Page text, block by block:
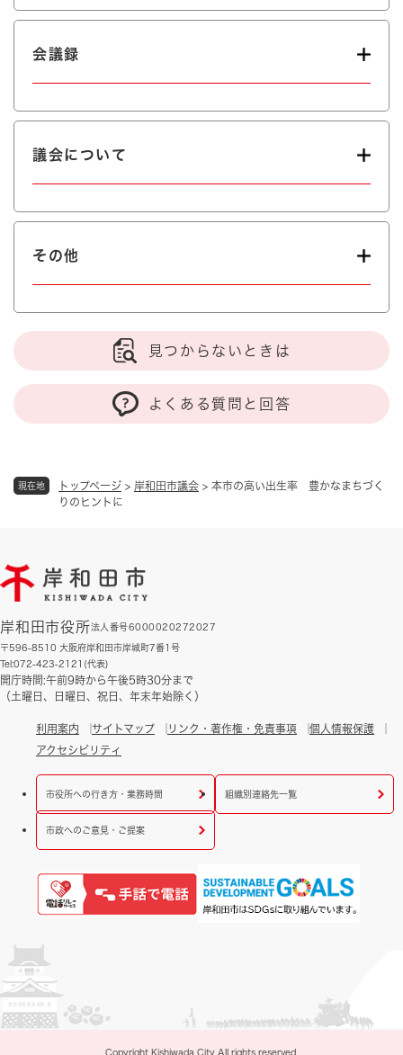
現在地 トップページ > 岸和田市議会 > 本市の高い出生率 豊かなまちづく
りのヒントに
会議録
議会について
その他
見つからないときは
よくある質問と回答
岸和田市役所法人番号6000020272027
〒596-8510 大阪府岸和田市岸城町7番1号
Tel:072-423-2121(代表)
開庁時間:午前9時から午後5時30分まで
（土曜日、日曜日、祝日、年末年始除く）
利用案内 サイトマップ リンク・著作権・免責事項
個人情報保護
アクセシビリティ
市役所への行き方・業務時間 組織別連絡先一覧
市政へのご意見・ご提案
Copyright Kishiwada City All rights reserved.